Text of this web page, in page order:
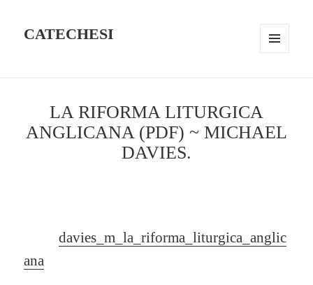
CATECHESI
LA RIFORMA LITURGICA
ANGLICANA (PDF) ~ MICHAEL
DAVIES.
davies_m_la_riforma_liturgica_anglic
ana